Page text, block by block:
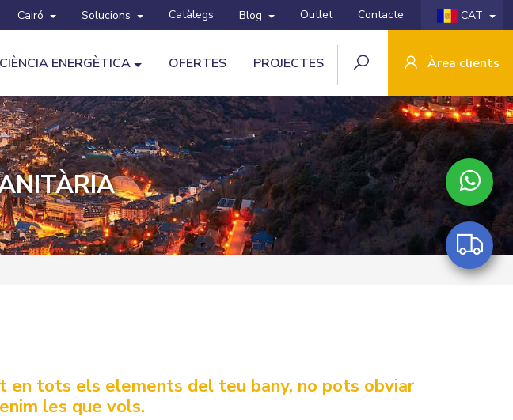
Cairó Solucions Catàlegs Blog Outlet Contacte CAT
ENERGÈTICA OFERTES PROJECTES Àrea clients
en tots els elements del teu bany, no pots obviar
les que vols.